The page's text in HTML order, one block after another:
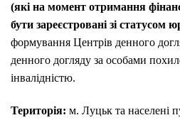
(які на момент отримання
бути зареєстровані зі статусом
формування Центрів денного
денного догляду за особами
інвалідністю.
Територія: м. Луцьк та населені